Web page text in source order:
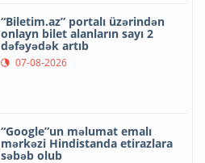
“Biletim.az” portalı üzərindən
onlayn bilet alanların sayı 2
dəfəyədək artıb
07-08-2026
“Google”un məlumat emalı
mərkəzi Hindistanda etirazlara
səbəb olub